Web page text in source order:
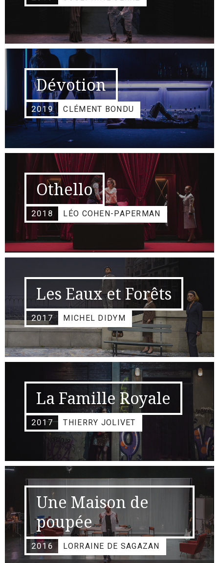
Dévotion
2019 CLÉMENT BONDU
Othello
2018 LÉO COHEN-PAPERMAN
Les Eaux et Forêts
2017 MICHEL DIDYM
La Famille Royale
2017 THIERRY JOLIVET
Une Maison de
poupée
2016 LORRAINE DE SAGAZAN